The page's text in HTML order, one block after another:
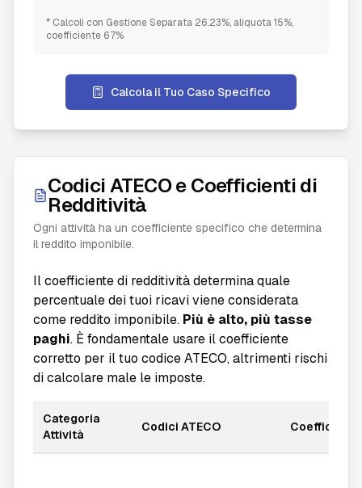
* Calcoli con Gestione Separata 26.23%, aliquota 15%,
coefficiente 67%
Calcola il Tuo Caso Specifico
Codici ATECO e Coefficienti di
Redditività
Ogni attività ha un coefficiente specifico che determina
il reddito imponibile.
Il coefficiente di redditività determina quale
percentuale dei tuoi ricavi viene considerata
come reddito imponibile. Più è alto, più tasse
paghi. È fondamentale usare il coefficiente
corretto per il tuo codice ATECO, altrimenti rischi
di calcolare male le imposte.
Categoria
Attività
Codici ATECO Coefficiente